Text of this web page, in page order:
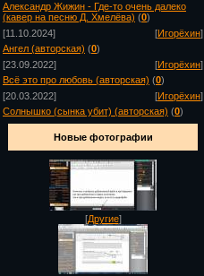
Александр Жижин - Где-то очень далеко
(кавер на песню Д. Хмелёва) (0)
[11.10.2024]
[Игорёхин]
Ангел (авторская) (0)
[23.09.2022]
[Игорёхин]
Всё это про любовь (авторская) (0)
[20.03.2022]
[Игорёхин]
Солнышко (сынка убит) (авторская) (0)
Новые фотографии
[Другие]